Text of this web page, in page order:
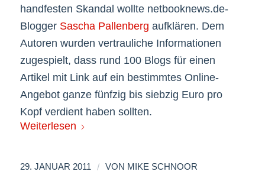
handfesten Skandal wollte netbooknews.de-
Blogger Sascha Pallenberg aufklären. Dem
Autoren wurden vertrauliche Informationen
zugespielt, dass rund 100 Blogs für einen
Artikel mit Link auf ein bestimmtes Online-
Angebot ganze fünfzig bis siebzig Euro pro
Kopf verdient haben sollten.
Weiterlesen
29. JANUAR 2011 / VON MIKE SCHNOOR